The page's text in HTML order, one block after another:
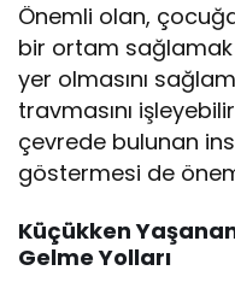
Önemli olan,
bir ortam
yer olmasını
travmasını
çevrede bulunan
göstermesi de
Küçükken
Gelme Yolları